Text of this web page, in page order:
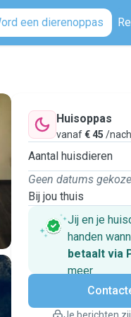
een dierenoppas
Huisoppas
vanaf€ 45 /
Aantal huisdieren
Geen datums
Bij jou thuis
Jij en je
handen
betaalt via
meer
Veilig
Hulp